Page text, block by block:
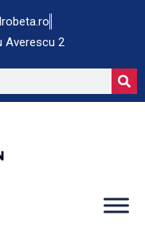
Averescu 2